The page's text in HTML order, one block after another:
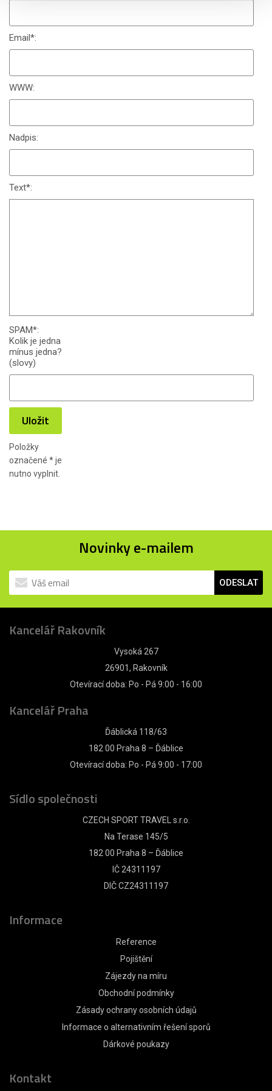
Email*:
WWW:
Nadpis:
Text*:
SPAM*:
Kolik je jedna
mínus jedna?
(slovy)
Uložit
Položky
označené *je
nutno vyplnit.
Novinky e-mailem
ODESLAT
Kancelář Rakovník
Vysoká 267
26901, Rakovník
Otevírací doba: Po - Pá 9:00 - 16:00
Kancelář Praha
Ďáblická 118/63
182 00 Praha 8 – Ďáblice
Otevírací doba: Po - Pá 9:00 - 17:00
Sídlo společnosti
CZECH SPORT TRAVEL s.r.o.
Na Terase 145/5
182 00 Praha 8 – Ďáblice
IČ 24311197
DIČ CZ24311197
Informace
Reference
Pojištění
Zájezdy na míru
Obchodní podmínky
Zásady ochrany osobních údajů
Informace o alternativním řešení sporů
Dárkové poukazy
Kontakt